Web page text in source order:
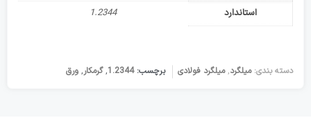
استاندارد
1.2344
دسته بندی: میلگرد,میلگرد فولادی برچسب: 1.2344
,گرمکار, ورق